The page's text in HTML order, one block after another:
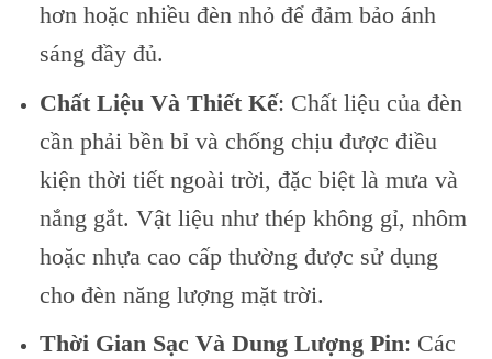
hơn hoặc nhiều đèn nhỏ để đảm bảo ánh
sáng đầy đủ.
Chất Liệu Và Thiết Kế: Chất liệu của đèn
cần phải bền bỉ và chống chịu được điều
kiện thời tiết ngoài trời, đặc biệt là mưa và
nắng gắt. Vật liệu như thép không gỉ, nhôm
hoặc nhựa cao cấp thường được sử dụng
cho đèn năng lượng mặt trời.
Thời Gian Sạc Và Dung Lượng Pin: Các